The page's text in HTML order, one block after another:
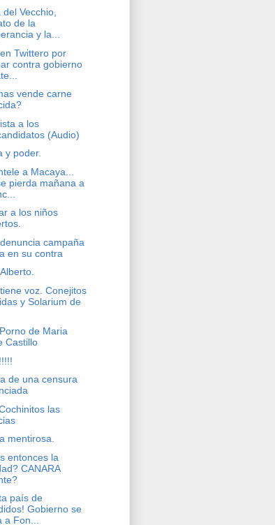
Vecchio,
de la
y la...
Twittero por
contra gobierno
vende carne
a los
(Audio)
y poder.
a Macaya...
pierda mañana a
a los niños
campaña
en su contra
voz. Conejitos
y Solarium de
de Maria
Castillo
de una censura
las
mentirosa.
entonces la
CANARA
país de
Gobierno se
a Fon...